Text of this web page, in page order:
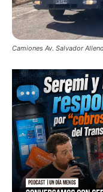
Camiones Av. Salvador